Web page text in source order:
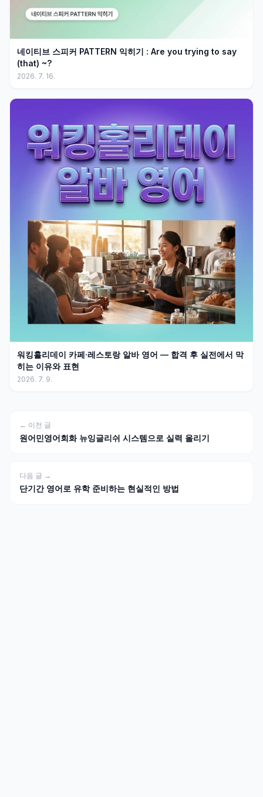
네이티브 스피커 PATTERN 익히기 : Are you trying to say
(that) ~?
2026. 7. 16.
워킹홀리데이 카페·레스토랑 알바 영어 — 합격 후 실전에서 막
히는 이유와 표현
2026. 7. 9.
← 이전 글
원어민영어회화 뉴잉글리쉬 시스템으로 실력 올리기
다음 글 →
단기간 영어로 유학 준비하는 현실적인 방법